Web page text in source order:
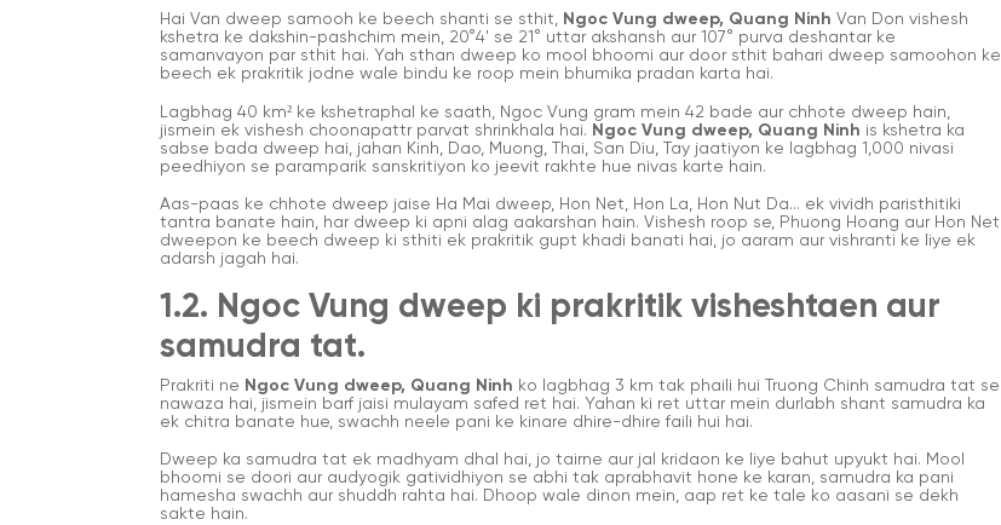
Hai Van dweep samooh ke beech shanti se sthit, Ngoc Vung dweep, Quang Ninh Van Don vishesh
kshetra ke dakshin-pashchim mein, 20°4' se 21° uttar akshansh aur 107° purva deshantar ke
samanvayon par sthit hai. Yah sthan dweep ko mool bhoomi aur door sthit bahari dweep samoohon ke
beech ek prakritik jodne wale bindu ke roop mein bhumika pradan karta hai.
Lagbhag 40 km² ke kshetraphal ke saath, Ngoc Vung gram mein 42 bade aur chhote dweep hain,
jismein ek vishesh choonapattr parvat shrinkhala hai. Ngoc Vung dweep, Quang Ninh is kshetra ka
sabse bada dweep hai, jahan Kinh, Dao, Muong, Thai, San Diu, Tay jaatiyon ke lagbhag 1,000 nivasi
peedhiyon se paramparik sanskritiyon ko jeevit rakhte hue nivas karte hain.
Aas-paas ke chhote dweep jaise Ha Mai dweep, Hon Net, Hon La, Hon Nut Da... ek vividh paristhitiki
tantra banate hain, har dweep ki apni alag aakarshan hain. Vishesh roop se, Phuong Hoang aur Hon Net
dweepon ke beech dweep ki sthiti ek prakritik gupt khadi banati hai, jo aaram aur vishranti ke liye ek
adarsh jagah hai.
1.2. Ngoc Vung dweep ki prakritik visheshtaen aur
samudra tat.
Prakriti ne Ngoc Vung dweep, Quang Ninh ko lagbhag 3 km tak phaili hui Truong Chinh samudra tat se
nawaza hai, jismein barf jaisi mulayam safed ret hai. Yahan ki ret uttar mein durlabh shant samudra ka
ek chitra banate hue, swachh neele pani ke kinare dhire-dhire faili hui hai.
Dweep ka samudra tat ek madhyam dhal hai, jo tairne aur jal kridaon ke liye bahut upyukt hai. Mool
bhoomi se doori aur audyogik gatividhiyon se abhi tak aprabhavit hone ke karan, samudra ka pani
hamesha swachh aur shuddh rahta hai. Dhoop wale dinon mein, aap ret ke tale ko aasani se dekh
sakte hain.